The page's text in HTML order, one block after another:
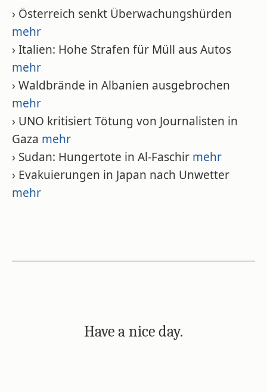
› Österreich senkt Überwachungshürden
mehr
› Italien: Hohe Strafen für Müll aus Autos
mehr
› Waldbrände in Albanien ausgebrochen
mehr
› UNO kritisiert Tötung von Journalisten in
Gaza mehr
› Sudan: Hungertote in Al-Faschir mehr
› Evakuierungen in Japan nach Unwetter
mehr
Have a nice day.